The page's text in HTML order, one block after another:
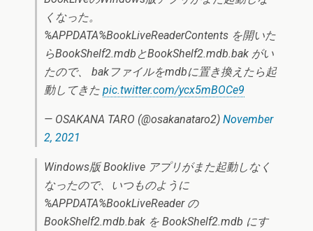
くなった。
%APPDATA%BookLiveReaderContents を開いた
らBookShelf2.mdbとBookShelf2.mdb.bak がい
たので、 bakファイルをmdbに置き換えたら起
動してきた pic.twitter.com/ycx5mBOCe9
— OSAKANA TARO (@osakanataro2) November
2, 2021
Windows版 Booklive アプリがまた起動しなく
なったので、いつものように
%APPDATA%BookLiveReader の
BookShelf2.mdb.bak を BookShelf2.mdb にす